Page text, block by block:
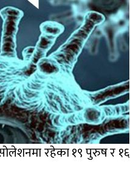
रहेका १९ पुरुष र १६